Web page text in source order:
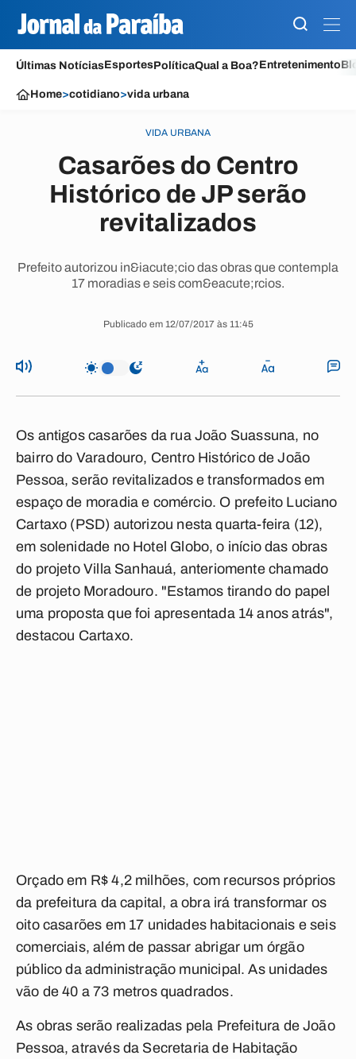
Últimas NotíciasEsportesPolíticaQual a Boa?Entretenimento
Home>cotidiano>vida urbana
VIDA URBANA
Casarões do Centro
Histórico de JP serão
revitalizados
Prefeito autorizou in&iacute;cio das obras que contempla
17 moradias e seis com&eacute;rcios.
Publicado em 12/07/2017 às 11:45
Os antigos casarões da ruaJoão Suassuna, no
bairro do Varadouro, Centro Histórico deJoão
Pessoa, serão revitalizados e transformados em
espaço de moradia e comércio. O prefeito Luciano
Cartaxo (PSD) autorizou nesta quarta-feira (12),
em solenidade noHotel Globo, o início das obras
do projeto Villa Sanhauá, anteriomente chamado
de projeto Moradouro. "Estamos tirando do papel
uma proposta que foi apresentada 14 anos atrás",
destacou Cartaxo.
Orçado em R$ 4,2 milhões, com recursos próprios
da prefeitura da capital, a obra irá transformar os
oito casarões em 17 unidades habitacionais e seis
comerciais, além de passar abrigar um órgão
público da administração municipal. As unidades
vão de 40 a 73 metros quadrados.
As obras serão realizadas pela Prefeitura de João
Pessoa, através da Secretaria de Habitação